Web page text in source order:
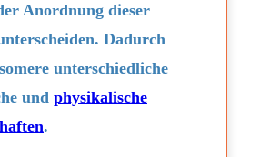
Anordnung dieser
Dadurch
unterschiedliche
und physikalische
.